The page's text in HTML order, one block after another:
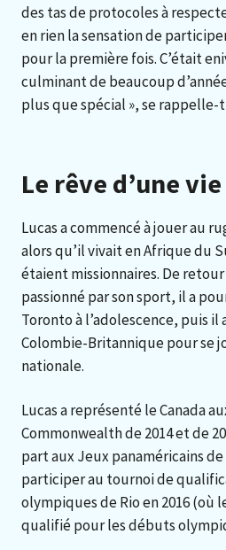
des tas de protocoles à
en rien la sensation de
pour la première fois. C’était
culminant de beaucoup
plus que spécial », se rappelle-
Le rêve d’une vie
Lucas a commencé à jouer au
alors qu’il vivait en Afrique du
étaient missionnaires. De
passionné par son sport, il a
Toronto à l’adolescence, puis il
Colombie-Britannique pour se
nationale.
Lucas a représenté le Canada
Commonwealth de 2014 et de
part aux Jeux panaméricains
participer au tournoi de
olympiques de Rio en 2016 (où
qualifié pour les débuts